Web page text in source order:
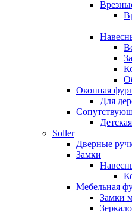
Оконная
Для
Soller
Дверные
Замки
Мебельная
Замки